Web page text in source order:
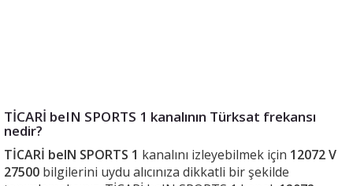
TİCARİ beIN SPORTS 1 kanalının Türksat frekansı
nedir?
TİCARİ beIN SPORTS 1 kanalını izleyebilmek için 12072 V
27500 bilgilerini uydu alıcınıza dikkatli bir şekilde